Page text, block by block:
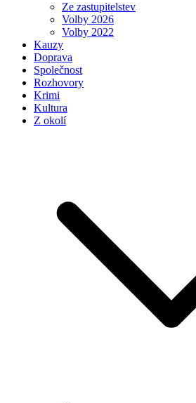
Ze zastupitelstev
Volby 2026
Volby 2022
Kauzy
Doprava
Společnost
Rozhovory
Krimi
Kultura
Z okolí